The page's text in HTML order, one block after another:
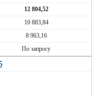
12 804,52
10 883,84
8 963,16
По запросу